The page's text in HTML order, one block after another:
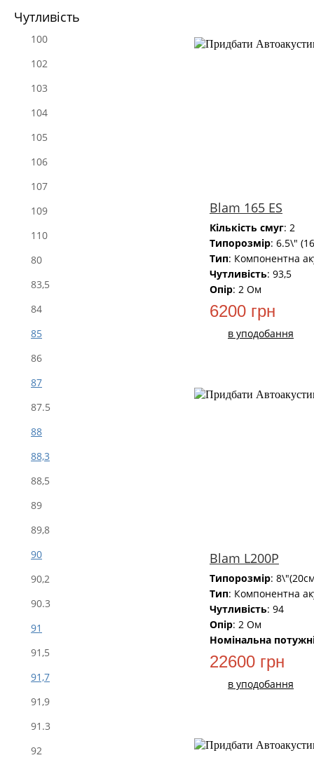
Чутливість
100
102
103
104
105
106
107
109
110
80
83,5
84
85
86
87
87.5
88
88,3
88,5
89
89,8
90
90,2
90.3
91
91,5
91,7
91,9
91.3
92
Blam 165 ES
Кількість смуг: 2
Типорозмір: 6.5\"
Тип: Компонентна
Чутливість: 93,5
Опір: 2 Ом
6200 грн
в уподобання
Blam L200P
Типорозмір:
Тип: Компонентна
Чутливість: 94
Опір: 2 Ом
Номінальна
22600 грн
в уподобання